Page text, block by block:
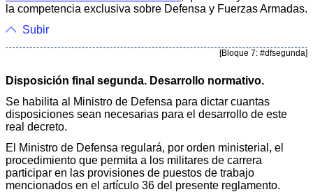
la competencia exclusiva sobre Defensa y Fuerzas Armadas.
Subir
[Bloque 7: #dfsegunda]
Disposición final segunda. Desarrollo normativo.
Se habilita al Ministro de Defensa para dictar cuantas
disposiciones sean necesarias para el desarrollo de este
real decreto.
El Ministro de Defensa regulará, por orden ministerial, el
procedimiento que permita a los militares de carrera
participar en las provisiones de puestos de trabajo
mencionados en el artículo 36 del presente reglamento.